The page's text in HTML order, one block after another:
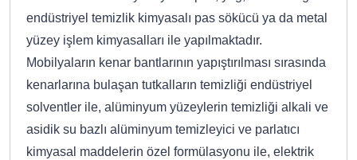
endüstriyel temizlik kimyasalı pas sökücü ya da metal
yüzey işlem kimyasalları ile yapılmaktadır.
Mobilyaların kenar bantlarının yapıştırılması sırasında
kenarlarına bulaşan tutkalların temizliği endüstriyel
solventler ile, alüminyum yüzeylerin temizliği alkali ve
asidik su bazlı alüminyum temizleyici ve parlatıcı
kimyasal maddelerin özel formülasyonu ile, elektrik